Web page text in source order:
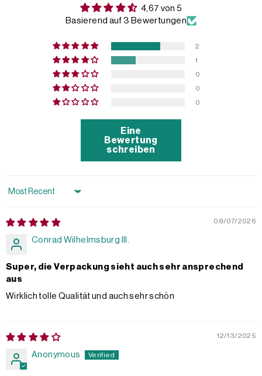
4,67 von 5
Basierend auf 3 Bewertungen
2
1
0
0
0
Eine
Bewertung
schreiben
Sort by
08/07/2026
Conrad Wilhelmsburg III.
Super, die Verpackung sieht auch sehr ansprechend
aus
Wirklich tolle Qualität und auch sehr schön
12/13/2025
Anonymous